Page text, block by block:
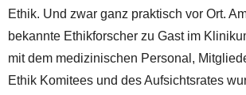
Ethik. Und zwar ganz praktisch vor Ort.
bekannte Ethikforscher zu Gast im
mit dem medizinischen Personal,
Ethik Komitees und des Aufsichtsrates